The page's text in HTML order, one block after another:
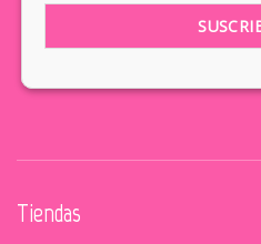
Tiendas